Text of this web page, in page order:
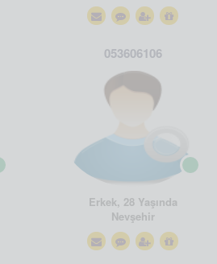
053606106
Erkek, 28 Yaşında
Nevşehir